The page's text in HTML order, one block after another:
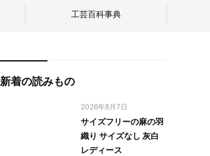
工芸百科事典
新着の読みもの
2026年8月7日
サイズフリーの麻の羽
織り サイズなし 灰白
レディース